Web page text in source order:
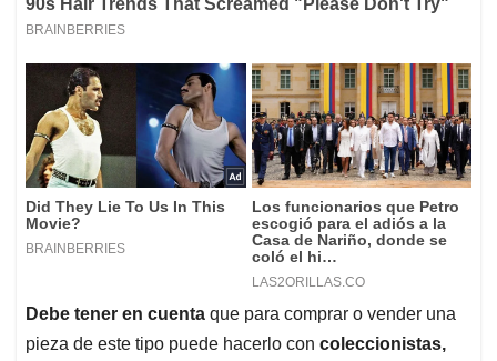
Debe tener en cuenta que para comprar o vender una
pieza de este tipo puede hacerlo con coleccionistas,